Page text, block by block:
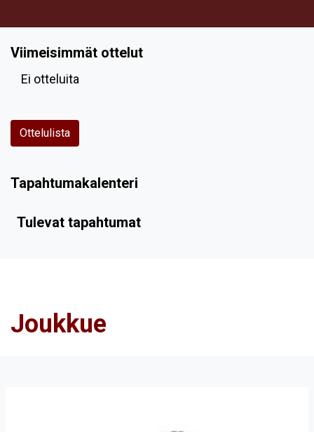
Viimeisimmät ottelut
Ei otteluita
Ottelulista
Tapahtumakalenteri
Tulevat tapahtumat
Joukkue